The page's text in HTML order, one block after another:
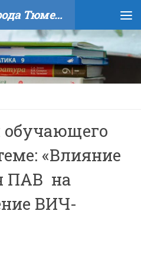
МАОУ СОШ №27 города Тюмени
обучающего
«Влияние
ПАВ на
ВИЧ-